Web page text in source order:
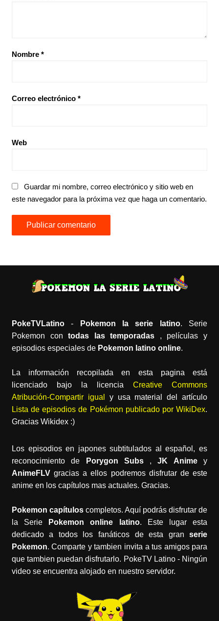
Nombre *
Correo electrónico *
Web
Guardar mi nombre, correo electrónico y sitio web en
este navegador para la próxima vez que haga un comentario.
PokeTVLatino- Pokemon la serie latino. Serie
Pokemon contodas las temporadas , películas y
episodios especiales de Pokemon latino online.
La información recopilada en esta pagina está
licenciado bajo la licenciaCreative Commons
Atribución-Compartir igual
y usa material del artículo
Lista de episodios de Pokémon publicado por WikiDex.
Gracias Wikidex :)
Los episodios en japones subtitulados al español, es
reconocimiento de
Porygon Subs,JK Animey
AnimeFLVgracias a ellos podremos disfrutar de este
anime en los capítulos mas actuales. Gracias.
Pokemon capítuloscompletos. Aquí podrás disfrutar de
la Serie
Pokemon online latino. Este lugar esta
dedicado a todos los fanáticos de esta granserie
Pokemon. Comparte y tambien invita a tus amigos para
que tambien puedan disfrutarlo. PokeTV Latino - Ningún
video se encuentra alojado en nuestro servidor.